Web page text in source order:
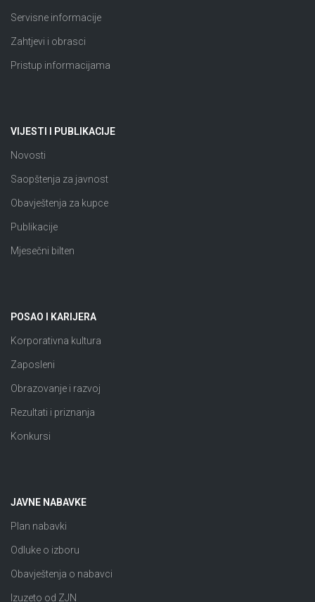
Servisne informacije
Zahtjevi i obrasci
Pristup informacijama
VIJESTI I PUBLIKACIJE
Novosti
Saopštenja za javnost
Obavještenja za kupce
Publikacije
Mjesečni bilten
POSAO I KARIJERA
Korporativna kultura
Zaposleni
Obrazovanje i razvoj
Rezultati i priznanja
Konkursi
JAVNE NABAVKE
Plan nabavki
Odluke o izboru
Obavještenja o nabavci
Izuzeto od ZJN